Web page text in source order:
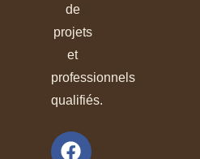
de
projets
et
professionnels
qualifiés.